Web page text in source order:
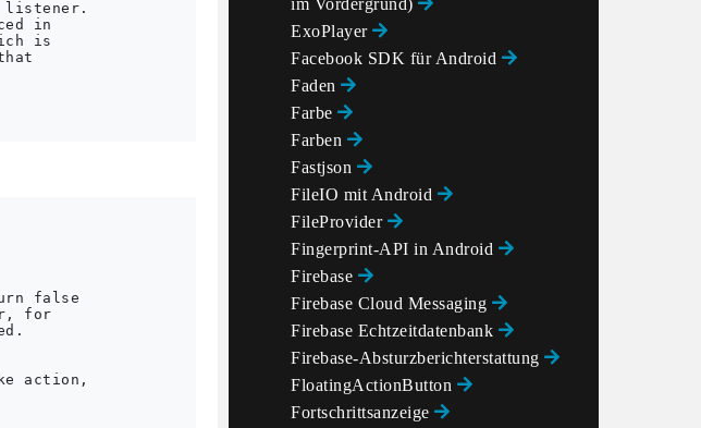
in
is
false
for
action,
im Vordergrund)
ExoPlayer
Facebook SDK für Android
Faden
Farbe
Farben
Fastjson
FileIO mit Android
FileProvider
Fingerprint-API in Android
Firebase
Firebase Cloud Messaging
Firebase Echtzeitdatenbank
Firebase-Absturzberichterstattung
FloatingActionButton
Fortschrittsanzeige